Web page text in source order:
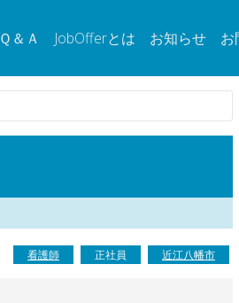
Ｑ＆Ａ JobOfferとは お知らせ お
看護師 正社員 近江八幡市